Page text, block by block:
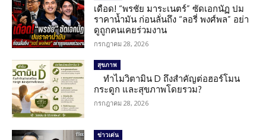
เดือด! “พรชัย มาระเนตร์” ซัดเอกนัฏ ปม
ราคาน้ำมัน ก่อนลั่นถึง “ลอรี่ พงศ์พล” อย่า
ดูถูกคนเคยร่วมงาน
กรกฎาคม 28, 2026
สุขภาพ
ทำไมวิตามิน D ถึงสำคัญต่อฮอร์โมน
กระดูก และสุขภาพโดยรวม?
กรกฎาคม 28, 2026
ข่าวเด่น